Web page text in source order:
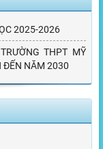
2025-2026
THPT MỸ
ĐẾN NĂM 2030